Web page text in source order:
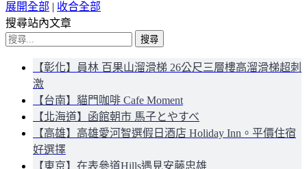
展開全部 | 收合全部
搜尋站內文章
搜
【彰化】員林 百果山溜滑梯 26公尺三層樓高溜滑梯超刺
激
【台南】貓門咖啡 Cafe Moment
【北海道】函館朝市 馬子とやすべ
【高雄】高雄愛河智選假日酒店 Holiday Inn。平價住宿
好選擇
【東京】在表參道Hills遇見安藤忠雄